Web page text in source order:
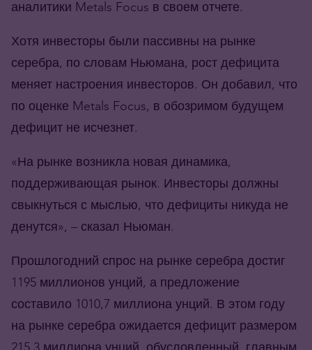
аналитики Metals Focus в своем отчете.
Хотя инвесторы были пассивны на рынке
серебра, по словам Ньюмана, рост дефицита
меняет настроения инвесторов. Он добавил, что
по оценке Metals Focus, в обозримом будущем
дефицит не исчезнет.
«На рынке возникла новая динамика,
поддерживающая рынок. Инвесторы должны
свыкнуться с мыслью, что дефициты никуда не
денутся», – сказал Ньюман.
Прошлогодний спрос на рынке серебра достиг
1195 миллионов унций, а предложение
составило 1010,7 миллиона унций. В этом году
на рынке серебра ожидается дефицит размером
215,3 миллиона унций, обусловленный, главным